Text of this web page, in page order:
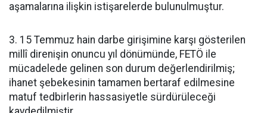
aşamalarına ilişkin istişarelerde bulunulmuştur.
3. 15 Temmuz hain darbe girişimine karşı gösterilen
millî direnişin onuncu yıl dönümünde, FETÖ ile
mücadelede gelinen son durum değerlendirilmiş;
ihanet şebekesinin tamamen bertaraf edilmesine
matuf tedbirlerin hassasiyetle sürdürüleceği